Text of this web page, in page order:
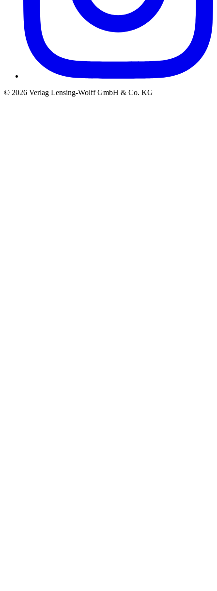
© 2026 Verlag Lensing-Wolff GmbH & Co. KG